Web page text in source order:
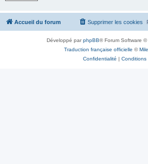
Accueil du forum Supprimer les cookies
Développé parphpBB® Forum Software ©
Traduction française officielle ©
Confidentialité | Conditions